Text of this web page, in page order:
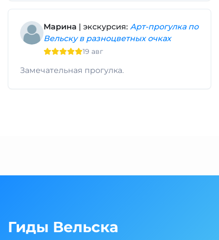
Марина | экскурсия: Арт-прогулка по
Вельску в разноцветных очках
19 авг
Замечательная прогулка.
Гиды Вельска